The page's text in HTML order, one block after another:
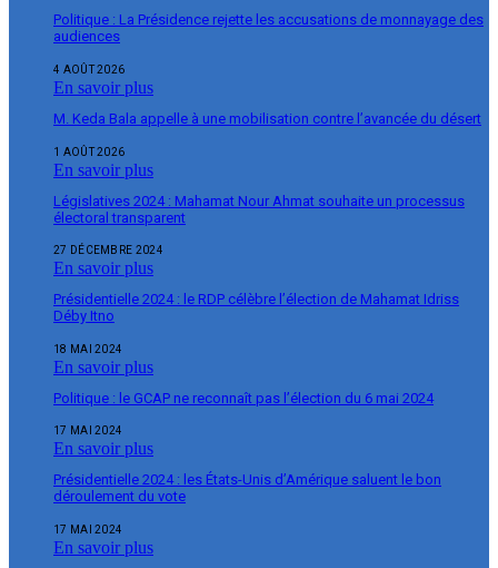
Politique : La Présidence rejette les accusations de monnayage des
audiences
4 AOÛT 2026
En savoir plus
M. Keda Bala appelle à une mobilisation contre l’avancée du désert
1 AOÛT 2026
En savoir plus
Législatives 2024 : Mahamat Nour Ahmat souhaite un processus
électoral transparent
27 DÉCEMBRE 2024
En savoir plus
Présidentielle 2024 : le RDP célèbre l’élection de Mahamat Idriss
Déby Itno
18 MAI 2024
En savoir plus
Politique : le GCAP ne reconnaît pas l’élection du 6 mai 2024
17 MAI 2024
En savoir plus
Présidentielle 2024 : les États-Unis d’Amérique saluent le bon
déroulement du vote
17 MAI 2024
En savoir plus